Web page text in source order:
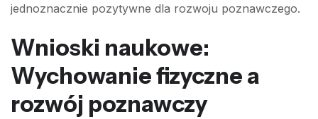
jednoznacznie pozytywne dla rozwoju poznawczego.
Wnioski naukowe:
Wychowanie fizyczne a
rozwój poznawczy